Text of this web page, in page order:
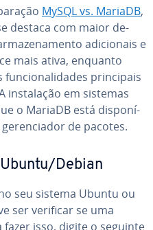
MySQL vs. MariaDB,
destaca com maior de­
adi­ci­o­nais e
mais ativa, enquanto
prin­ci­pais
ins­ta­la­ção em sistemas
o MariaDB está dis­po­ní­
de pacotes.
Debian
seu sistema Ubuntu ou
ser verificar se uma
isso, digite o seguinte